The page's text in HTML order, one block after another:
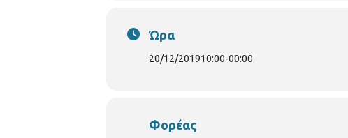
Ώρα
20/12/201910:00-00:00
Φορέας